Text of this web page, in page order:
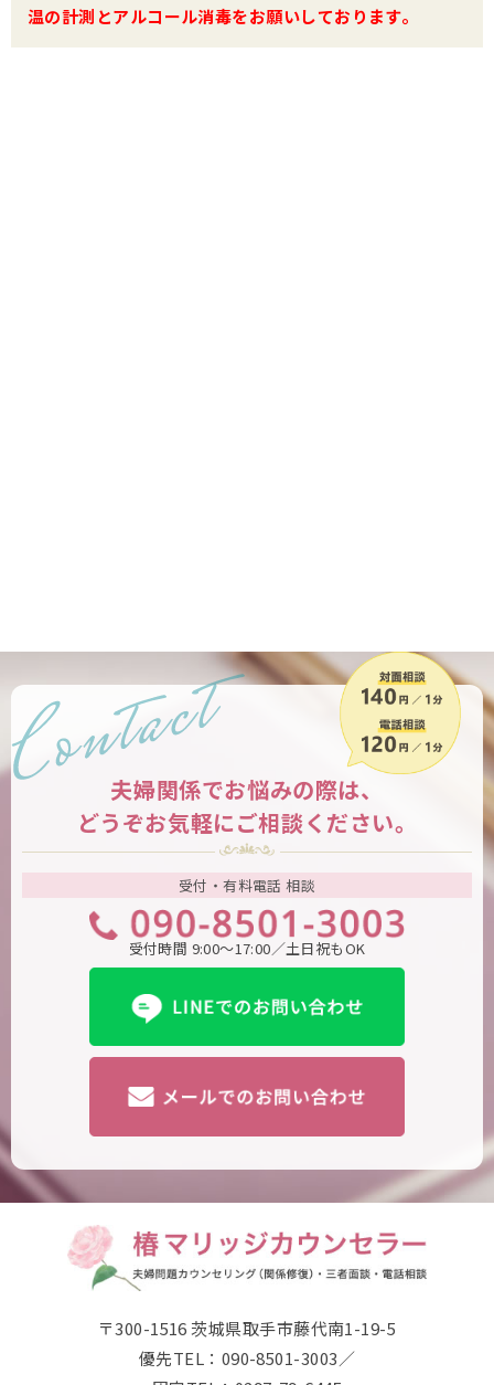
温の計測とアルコール消毒をお願いしております。
夫婦関係でお悩みの際は、
どうぞお気軽にご相談ください。
受付・有料電話 相談
受付時間 9:00～17:00／土日祝もOK
〒300-1516 茨城県取手市藤代南1-19-5
優先TEL：090-8501-3003／